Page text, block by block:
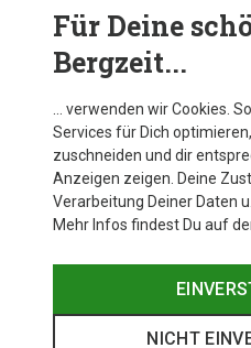
unsere Top-Bike-Styles.
Für Deine
Bergzeit...
… verwenden wir Cookies.
Services für Dich
zuschneiden und dir
Anzeigen zeigen. Deine
Verarbeitung Deiner Daten
Mehr Infos findest Du auf
NICHT